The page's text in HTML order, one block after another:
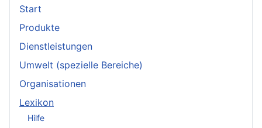
Start
Produkte
Dienstleistungen
Umwelt (spezielle Bereiche)
Organisationen
Lexikon
Hilfe